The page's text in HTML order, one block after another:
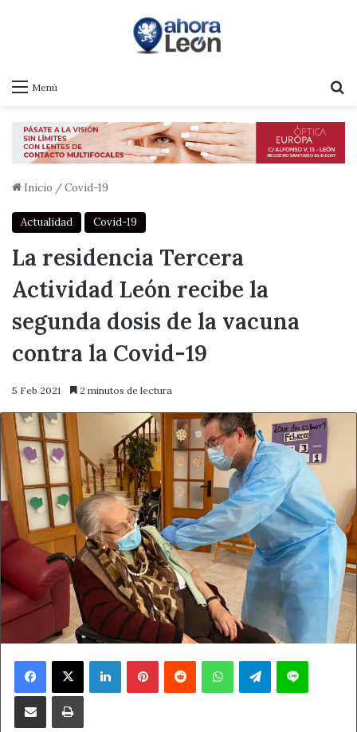
Menú
Inicio /Covid-19
Actualidad Covid-19
La residencia Tercera
Actividad León recibe la
segunda dosis de la vacuna
contra la Covid-19
5 Feb 2021 2 minutos de lectura
Facebook
X LinkedInPinterestReddit WhatsAppTelegramLine
Compartir por correo electrónicoImprimir